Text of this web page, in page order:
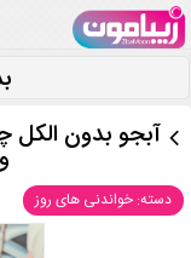
آبجو بدون
دسته: خواندنی های روز